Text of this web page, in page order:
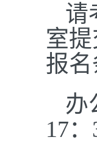
请
室
报
办
17：